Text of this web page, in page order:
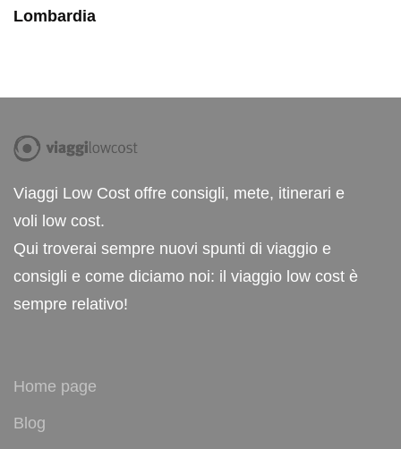
Lombardia
Viaggi Low Cost offre consigli, mete, itinerari e
voli low cost.
Qui troverai sempre nuovi spunti di viaggio e
consigli e come diciamo noi: il viaggio low cost è
sempre relativo!
Home page
Blog